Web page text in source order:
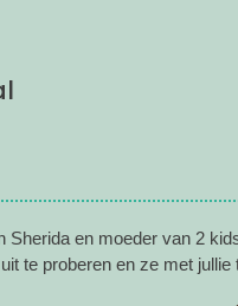
Sherida en moeder van 2
te proberen en ze met